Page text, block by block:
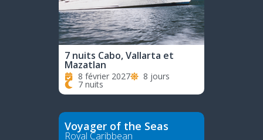
7 nuits Cabo, Vallarta et
Mazatlan
8 février 2027 8 jours
7 nuits
Voyager of the Seas
Royal Caribbean